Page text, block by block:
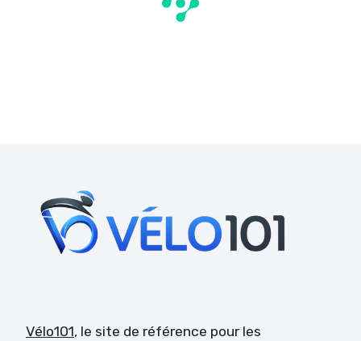
Vélo101, le site de référence pour les